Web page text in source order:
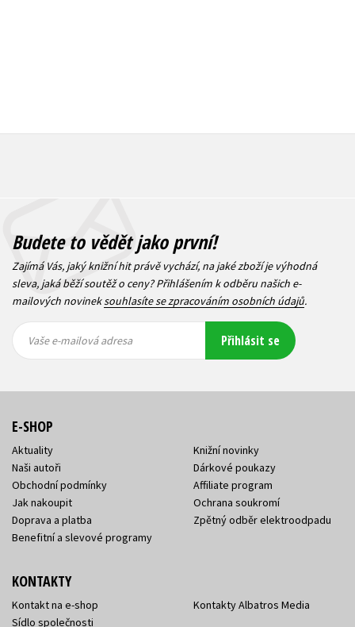
Budete to vědět jako první!
Zajímá Vás, jaký knižní hit právě vychází, na jaké zboží je výhodná
sleva, jaká běží soutěž o ceny? Přihlášením k odběru našich e-
mailových novineksouhlasíte se zpracováním osobních údajů.
mailová
mailová
Vaše e-mailová adresa Přihlásit se
E-SHOP
Aktuality
Naši autoři
Obchodní podmínky
Jak nakoupit
Doprava a platba
Benefitní a slevové programy
Knižní novinky
Dárkové poukazy
Affiliate program
Ochrana soukromí
Zpětný odběr elektroodpadu
KONTAKTY
Kontakt na e-shop
Sídlo společnosti
Kontakty Albatros Media